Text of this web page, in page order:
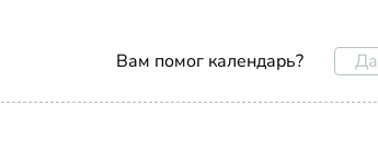
Вам помог календарь? Да